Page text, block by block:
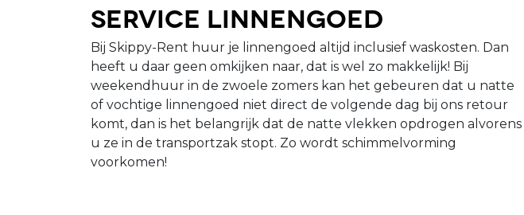
Service linnengoed
Bij Skippy-Rent huur je linnengoed altijd inclusief waskosten. Dan
heeft u daar geen omkijken naar, dat is wel zo makkelijk! Bij
weekendhuur in de zwoele zomers kan het gebeuren dat u natte
of vochtige linnengoed niet direct de volgende dag bij ons retour
komt, dan is het belangrijk dat de natte vlekken opdrogen alvorens
u ze in de transportzak stopt. Zo wordt schimmelvorming
voorkomen!